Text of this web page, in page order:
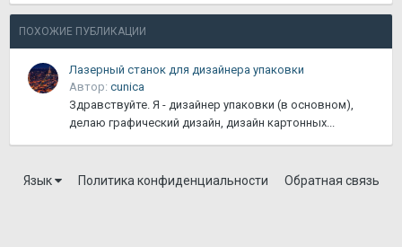
ПОХОЖИЕ ПУБЛИКАЦИИ
Лазерный станок для дизайнера упаковки
Автор: cunica
Здравствуйте. Я - дизайнер упаковки (в основном),
делаю графический дизайн, дизайн картонных...
Язык Политика конфиденциальности Обратная связь